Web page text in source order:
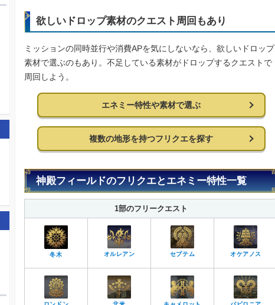
欲しいドロップ素材のクエスト周回もあり
ミッションの同時並行や消費APを気にしないなら、欲しいドロップ
素材で選ぶのもあり。不足している素材がドロップするクエストで
周回しよう。
エネミー特性や素材で選ぶ
複数の地形を持つフリクエを探す
神殿フィールドのフリクエとエネミー特性一覧
1部のフリークエスト
冬木 オルレアン セプテム オケアノス